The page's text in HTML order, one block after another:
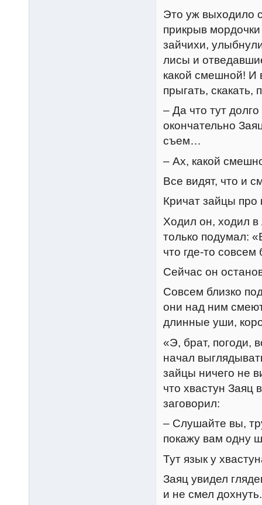
Это уж выходило
прикрыв
зайчихи,
лисы и
какой смешной! И
прыгать, скакать,
– Да что тут
окончательно
съем…
– Ах, какой
Все видят, что и
Кричат зайцы про
Ходил он, ходил в
только подумал:
что где-то
Сейчас он
Совсем близко
они над ним
длинные уши,
«Э, брат, погоди,
начал
зайцы ничего не
что хвастун Заяц
заговорил:
– Слушайте вы,
покажу вам одну
Тут язык у
Заяц увидел
и не смел дохнуть.